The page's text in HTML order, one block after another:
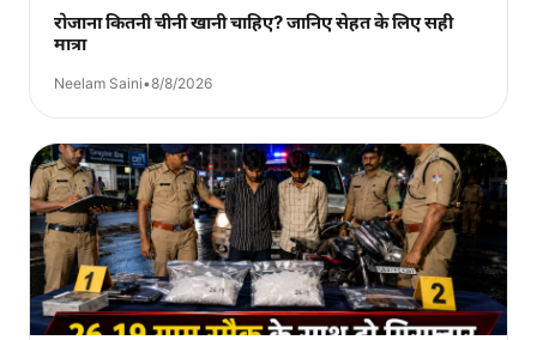
रोजाना कितनी चीनी खानी चाहिए? जानिए सेहत के लिए सही
मात्रा
Neelam Saini•8/8/2026